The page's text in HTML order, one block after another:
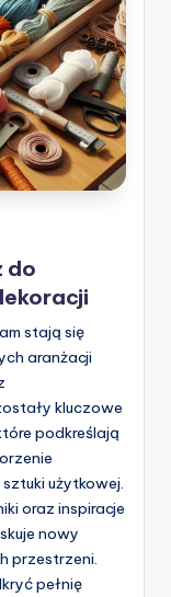
do
stają się
aranżacji
kluczowe
podkreślają
użytkowej.
oraz inspiracje
nowy
przestrzeni.
pełnię